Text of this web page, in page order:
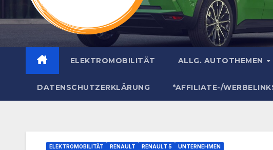
ELEKTROMOBILITÄT ALLG. AUTOTHEMEN
DATENSCHUTZERKLÄRUNG *AFFILIATE-/
ELEKTROMOBILITÄT RENAULT RENAULT 5 UNTERNEHMEN